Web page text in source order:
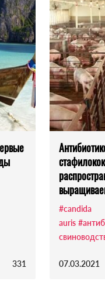
331
#candida
auris
07.03.2021